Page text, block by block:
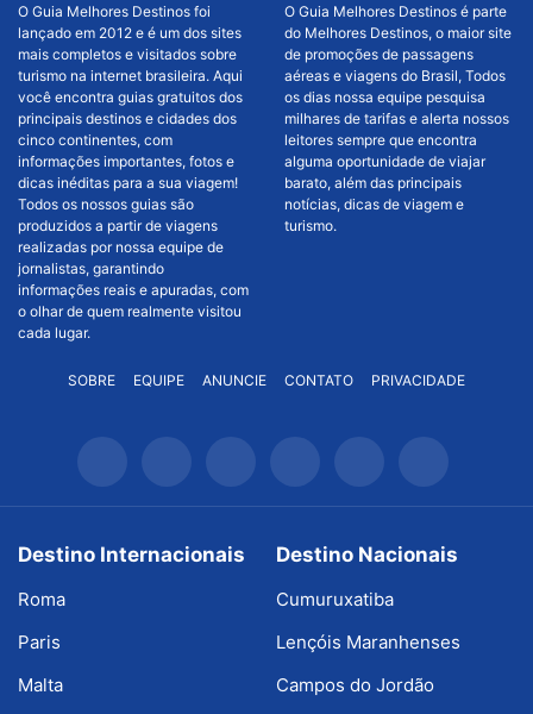
O Guia Melhores Destinos foi
lançado em 2012 e é um dos sites
mais completos e visitados sobre
turismo na internet brasileira. Aqui
você encontra guias gratuitos dos
principais destinos e cidades dos
cinco continentes, com
informações importantes, fotos e
dicas inéditas para a sua viagem!
Todos os nossos guias são
produzidos a partir de viagens
realizadas por nossa equipe de
jornalistas, garantindo
informações reais e apuradas, com
o olhar de quem realmente visitou
cada lugar.
O Guia Melhores Destinos é parte
do Melhores Destinos, o maior site
de promoções de passagens
aéreas e viagens do Brasil, Todos
os dias nossa equipe pesquisa
milhares de tarifas e alerta nossos
leitores sempre que encontra
alguma oportunidade de viajar
barato, além das principais
notícias, dicas de viagem e
turismo.
SOBRE EQUIPE ANUNCIE CONTATO PRIVACIDADE
Destino Internacionais
Roma
Paris
Malta
Destino Nacionais
Cumuruxatiba
Lençóis Maranhenses
Campos do Jordão